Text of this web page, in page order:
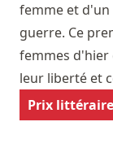
femme et d'un
guerre. Ce
femmes
leur liberté et
Prix